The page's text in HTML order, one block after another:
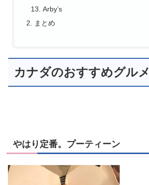
Arby’s
まとめ
カナダのおすすめグルメ
やはり定番。プーティーン